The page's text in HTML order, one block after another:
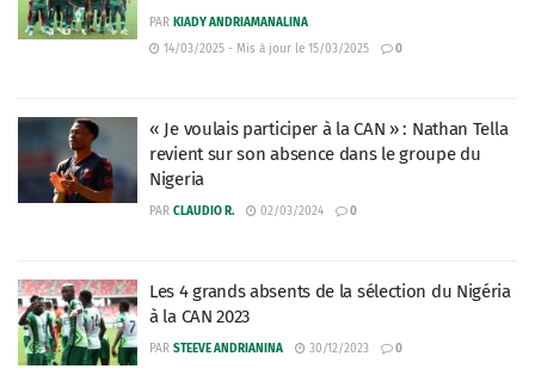
PAR KIADY ANDRIAMANALINA
14/03/2025 - Mis à jour le 15/03/2025
0
« Je voulais participer à la CAN » : Nathan Tella
revient sur son absence dans le groupe du
Nigeria
PAR CLAUDIO R. 02/03/2024 0
Les 4 grands absents de la sélection du Nigéria
à la CAN 2023
PAR STEEVE ANDRIANINA 30/12/2023 0